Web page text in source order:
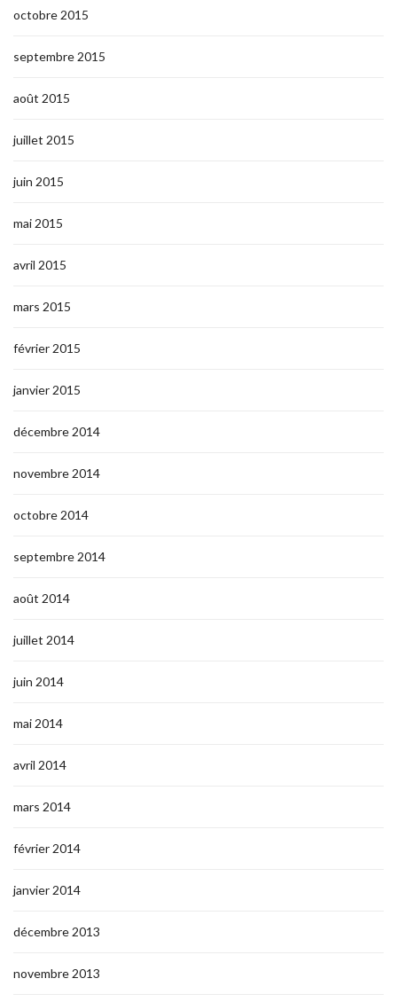
octobre 2015
septembre 2015
août 2015
juillet 2015
juin 2015
mai 2015
avril 2015
mars 2015
février 2015
janvier 2015
décembre 2014
novembre 2014
octobre 2014
septembre 2014
août 2014
juillet 2014
juin 2014
mai 2014
avril 2014
mars 2014
février 2014
janvier 2014
décembre 2013
novembre 2013